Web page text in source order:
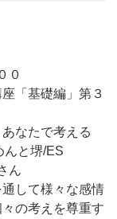
０
「基礎編」第３
なたで考える
と堺/ES
ん
して様々な感情
の考えを尊重す